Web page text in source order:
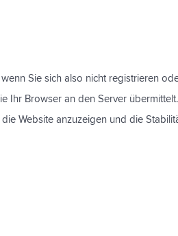
Sie sich also nicht registrieren
Browser an den Server
Website anzuzeigen und die